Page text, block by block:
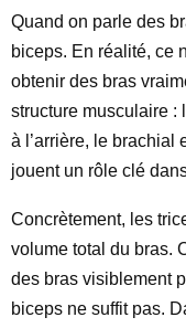
Quand on parle des
biceps. En réalité, ce
obtenir des bras
structure musculaire :
à l’arrière, le brachial
jouent un rôle clé
Concrètement, les
volume total du bras.
des bras visiblement
biceps ne suffit pas.